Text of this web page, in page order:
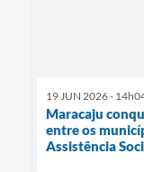
19 JUN 2026 -
Maracaju
entre os
Assistência